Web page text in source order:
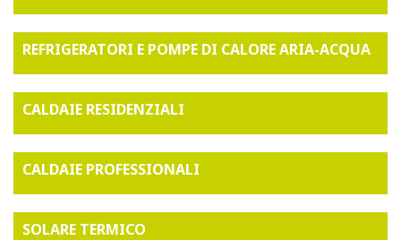
REFRIGERATORI E POMPE DI CALORE ARIA-ACQUA
CALDAIE RESIDENZIALI
CALDAIE PROFESSIONALI
SOLARE TERMICO